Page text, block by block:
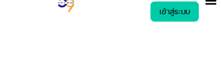
เข้าสู่ระบบ